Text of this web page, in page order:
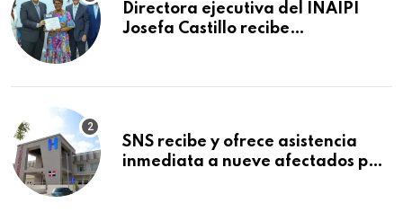
Directora ejecutiva del INAIPI
Josefa Castillo recibe
SNS recibe y ofrece asistencia
inmediata a nueve afectados por